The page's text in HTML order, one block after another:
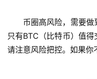
币圈高风险，需要做
只有BTC（比特币）值得
请注意风险把控。如果你